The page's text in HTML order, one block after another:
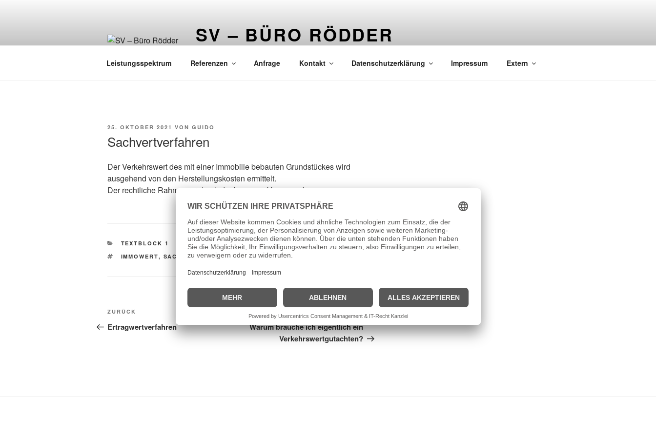
SV – BÜRO RÖDDER
Leistungsspektrum Referenzen Anfrage Kontakt Datenschutzerklärung Impressum Extern
VERÖFFENTLICHT
25. OKTOBER 2021 VON GUIDO
Sachvertverfahren
Der Verkehrswert des mit einer Immobilie bebauten Grundstückes wird
ausgehend von den Herstellungskosten ermittelt.
Der rechtliche Rahmen ist durch die ImmowertV vorgegeben.
KATEGORIEN
TEXTBLOCK 1
SCHLAGWÖRTER
IMMOWERT, SACHWERTRICHTLINIE,SACHWERTVERFAHREN
Beitragsnavigation
Vorheriger
Beitrag
ZURÜCK
Ertragwertverfahren
Nächster
Beitrag
Warum brauche ich eigentlich ein
Verkehrswertgutachten?